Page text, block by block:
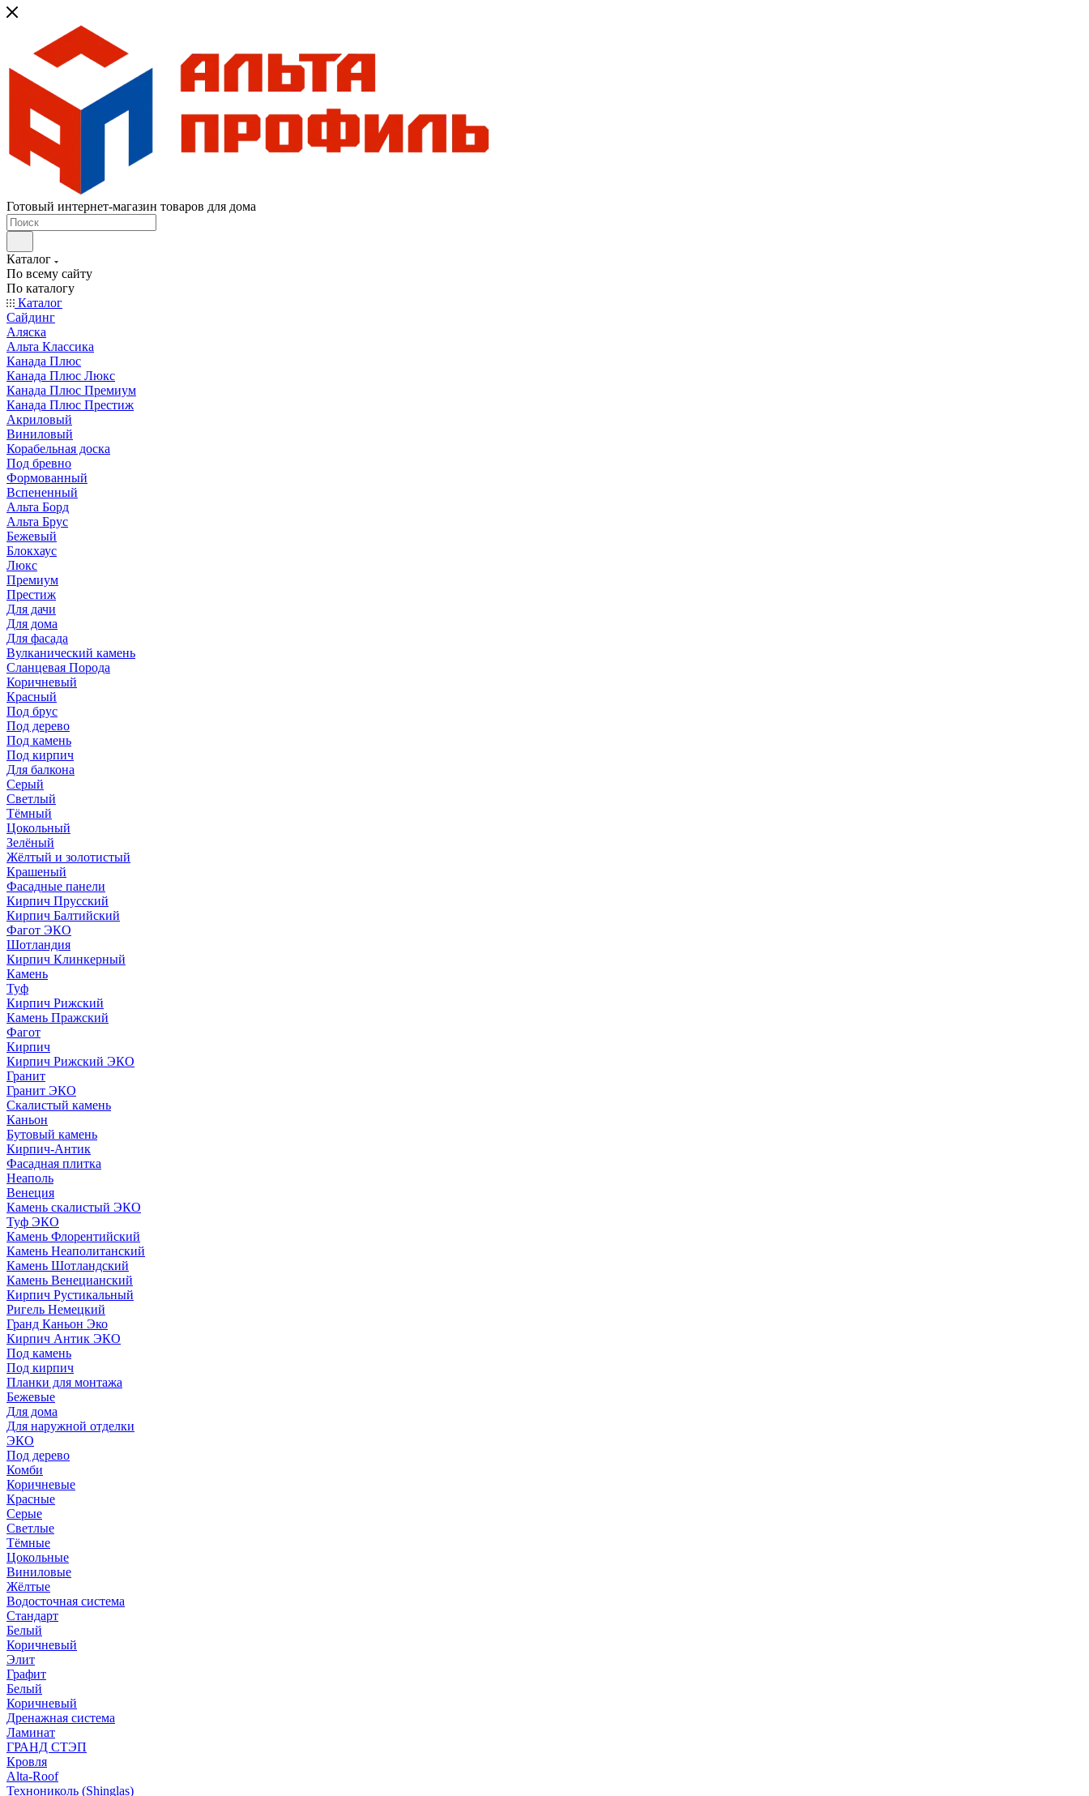
Готовый интернет-магазин товаров для дома
Каталог
По всему сайту
По каталогу
Каталог
Сайдинг
Аляска
Альта Классика
Канада Плюс
Канада Плюс Люкс
Канада Плюс Премиум
Канада Плюс Престиж
Акриловый
Виниловый
Корабельная доска
Под бревно
Формованный
Вспененный
Альта Борд
Альта Брус
Бежевый
Блокхаус
Люкс
Премиум
Престиж
Для дачи
Для дома
Для фасада
Вулканический камень
Сланцевая Порода
Коричневый
Красный
Под брус
Под дерево
Под камень
Под кирпич
Для балкона
Серый
Светлый
Тёмный
Цокольный
Зелёный
Жёлтый и золотистый
Крашеный
Фасадные панели
Кирпич Прусский
Кирпич Балтийский
Фагот ЭКО
Шотландия
Кирпич Клинкерный
Камень
Туф
Кирпич Рижский
Камень Пражский
Фагот
Кирпич
Кирпич Рижский ЭКО
Гранит
Гранит ЭКО
Скалистый камень
Каньон
Бутовый камень
Кирпич-Антик
Фасадная плитка
Неаполь
Венеция
Камень скалистый ЭКО
Туф ЭКО
Камень Флорентийский
Камень Неаполитанский
Камень Шотландский
Камень Венецианский
Кирпич Рустикальный
Ригель Немецкий
Гранд Каньон Эко
Кирпич Антик ЭКО
Под камень
Под кирпич
Планки для монтажа
Бежевые
Для дома
Для наружной отделки
ЭКO
Под дерево
Комби
Коричневые
Красные
Серые
Светлые
Тёмные
Цокольные
Виниловые
Жёлтые
Водосточная система
Стандарт
Белый
Коричневый
Элит
Графит
Белый
Коричневый
Дренажная система
Ламинат
ГРАНД СТЭП
Кровля
Alta-Roof
Технониколь (Shinglas)